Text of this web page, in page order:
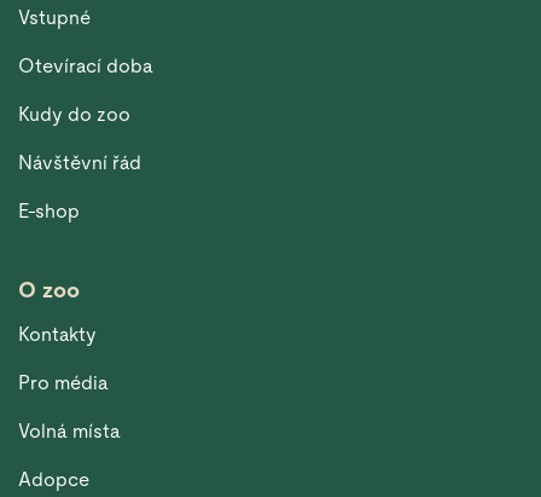
Vstupné
Otevírací doba
Kudy do zoo
Návštěvní řád
E-shop
O zoo
Kontakty
Pro média
Volná místa
Adopce